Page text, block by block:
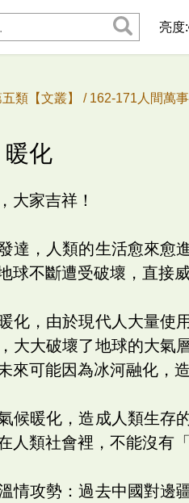
亮度:
五類【文叢】 / 162-171人間萬
化
大家吉祥！
達，人類的生活愈來愈
球不斷遭受破壞，直接
化，由於現代人大量使
大大破壞了地球的大氣
來可能因為冰河融化，
候暖化，造成人類生存
人類社會裡，不能沒有
情攻勢：過去中國對邊